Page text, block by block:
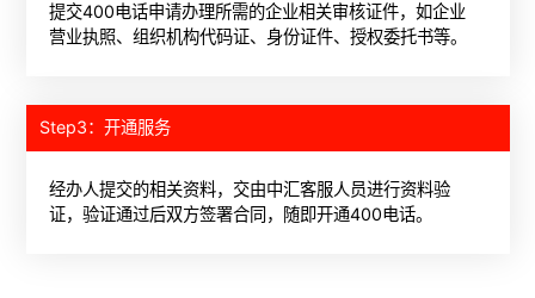
提交400电话申请办理所需的企业相关审核证件，如企业
营业执照、组织机构代码证、身份证件、授权委托书等。
Step3：开通服务
经办人提交的相关资料，交由中汇客服人员进行资料验
证，验证通过后双方签署合同，随即开通400电话。